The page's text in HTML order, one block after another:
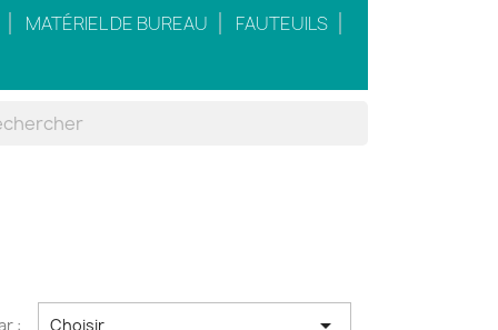
MATÉRIEL DE BUREAU
FAUTEUILS
: Choisir